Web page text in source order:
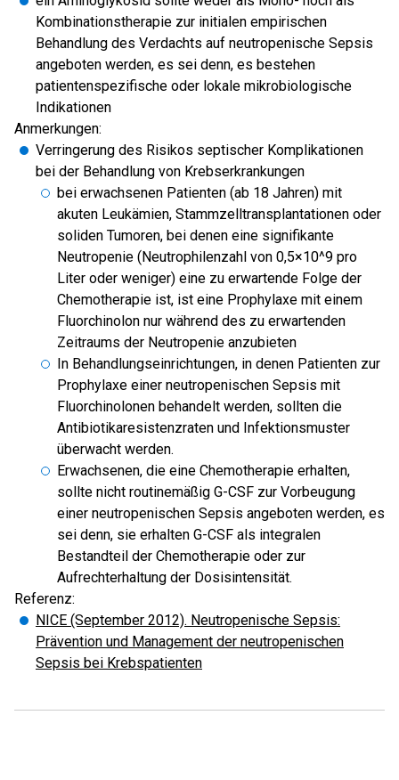
Kombinationstherapie zur initialen empirischen
Behandlung des Verdachts auf neutropenische Sepsis
angeboten werden, es sei denn, es bestehen
patientenspezifische oder lokale mikrobiologische
Indikationen
Anmerkungen:
Verringerung des Risikos septischer Komplikationen
bei der Behandlung von Krebserkrankungen
bei erwachsenen Patienten (ab 18 Jahren) mit
akuten Leukämien, Stammzelltransplantationen oder
soliden Tumoren, bei denen eine signifikante
Neutropenie (Neutrophilenzahl von 0,5×10^9 pro
Liter oder weniger) eine zu erwartende Folge der
Chemotherapie ist, ist eine Prophylaxe mit einem
Fluorchinolon nur während des zu erwartenden
Zeitraums der Neutropenie anzubieten
In Behandlungseinrichtungen, in denen Patienten zur
Prophylaxe einer neutropenischen Sepsis mit
Fluorchinolonen behandelt werden, sollten die
Antibiotikaresistenzraten und Infektionsmuster
überwacht werden.
Erwachsenen, die eine Chemotherapie erhalten,
sollte nicht routinemäßig G-CSF zur Vorbeugung
einer neutropenischen Sepsis angeboten werden, es
sei denn, sie erhalten G-CSF als integralen
Bestandteil der Chemotherapie oder zur
Aufrechterhaltung der Dosisintensität.
Referenz:
NICE (September 2012). Neutropenische Sepsis:
Prävention und Management der neutropenischen
Sepsis bei Krebspatienten